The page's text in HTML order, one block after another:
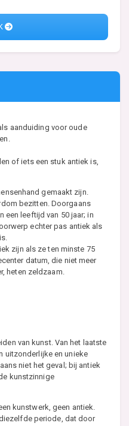
aanduiding voor oude
of iets een stuk antiek is,
gemaakt zijn.
bezitten. Doorgaans
een leeftijd van 50 jaar; in
echter pas antiek als
zijn als ze ten minste 75
datum, die niet meer
heten zeldzaam.
van kunst. Van het laatste
uitzonderlijke en unieke
niet het geval; bij antiek
kunstzinnige
kunstwerk, geen antiek.
periode, dat door